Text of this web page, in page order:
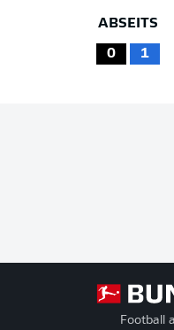
ABSEITS
0 1
Football